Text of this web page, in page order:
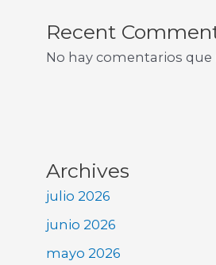
Recent
No hay comentarios que
Archives
julio 2026
junio 2026
mayo 2026